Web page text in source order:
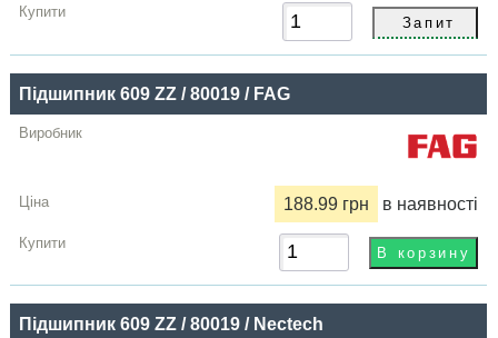
грн
Купити
Підшипник 609 ZZ / 80019 / FAG
188.99 грн в наявності
Підшипник 609 ZZ / 80019 / Nectech